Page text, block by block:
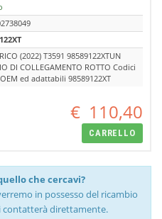
(2022) T3591 98589122XTUN
DI COLLEGAMENTO ROTTO Codici
ed adattabili 98589122XT
€ 110,40
CARRELLO
che cercavi?
in possesso del ricambio
direttamente.